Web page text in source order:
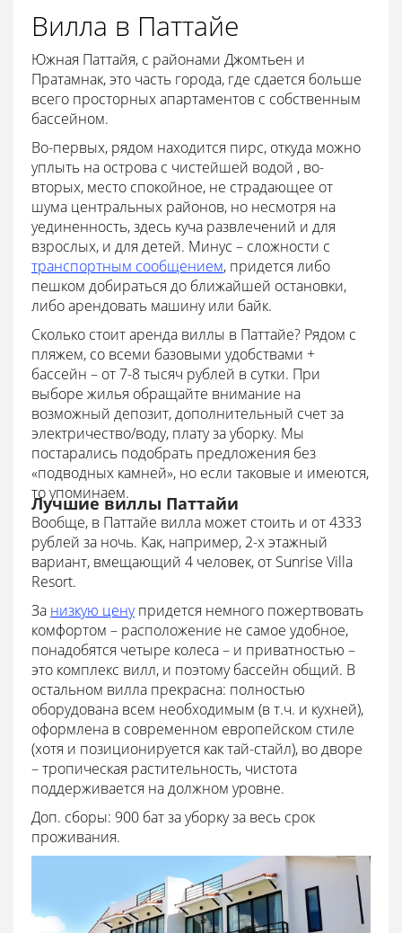
Вилла в Паттайе
Южная Паттайя, с районами Джомтьен и
Пратамнак, это часть города, где сдается больше
всего просторных апартаментов с собственным
бассейном.
Во-первых, рядом находится пирс, откуда можно
уплыть на острова с чистейшей водой , во-
вторых, место спокойное, не страдающее от
шума центральных районов, но несмотря на
уединенность, здесь куча развлечений и для
взрослых, и для детей. Минус – сложности с
транспортным сообщением, придется либо
пешком добираться до ближайшей остановки,
либо арендовать машину или байк.
Сколько стоит аренда виллы в Паттайе? Рядом с
пляжем, со всеми базовыми удобствами +
бассейн – от 7-8 тысяч рублей в сутки. При
выборе жилья обращайте внимание на
возможный депозит, дополнительный счет за
электричество/воду, плату за уборку. Мы
постарались подобрать предложения без
«подводных камней», но если таковые и имеются,
то упоминаем.
Лучшие виллы Паттайи
Вообще, в Паттайе вилла может стоить и от 4333
рублей за ночь. Как, например, 2-х этажный
вариант, вмещающий 4 человек, от Sunrise Villa
Resort.
За низкую ценупридется немного пожертвовать
комфортом – расположение не самое удобное,
понадобятся четыре колеса – и приватностью –
это комплекс вилл, и поэтому бассейн общий. В
остальном вилла прекрасна: полностью
оборудована всем необходимым (в т.ч. и кухней),
оформлена в современном европейском стиле
(хотя и позиционируется как тай-стайл), во дворе
– тропическая растительность, чистота
поддерживается на должном уровне.
Доп. сборы: 900 бат за уборку за весь срок
проживания.